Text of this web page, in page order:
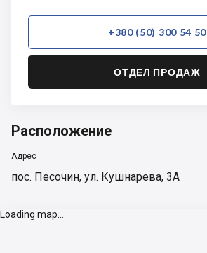
+380 (50) 300 54 50
ОТДЕЛ ПРОДАЖ
Расположение
Адрес
пос. Песочин, ул. Кушнарева, 3А
Loading map...